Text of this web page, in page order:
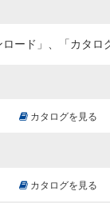
ード」、「カタロ
カタログを見る
カタログを見る